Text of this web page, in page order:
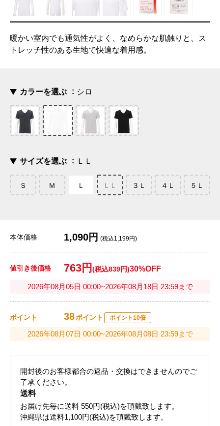
暖かい室内でも通気性がよく、なめらかな肌触りと、ス
トレッチ性のある生地で快適な着用感。
カラーを選ぶ シロ
サイズを選ぶ ＬＬ
Ｓ Ｍ Ｌ ＬＬ ３Ｌ ４Ｌ ５Ｌ
本体価格 1,090円 (税込1,199円)
値引き後価格 763円 (税込839円)30%OFF
2026年08月05日 00:00~2026年08月18日 23:59まで
ポイント 38ポイント ポイント10倍
2026年08月07日 00:00~2026年08月08日 23:59まで
開封後のお客様都合の返品・交換はできませんのでご
了承ください。
送料
お届け先毎に送料 550円(税込)を頂戴致します。
沖縄県は送料1,100円(税込)を頂戴致します。